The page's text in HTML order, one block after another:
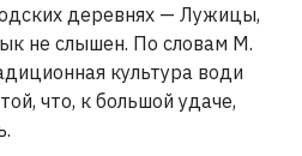
деревнях — Лужицы,
не слышен. По словам М.
культура води
что, к большой удаче,